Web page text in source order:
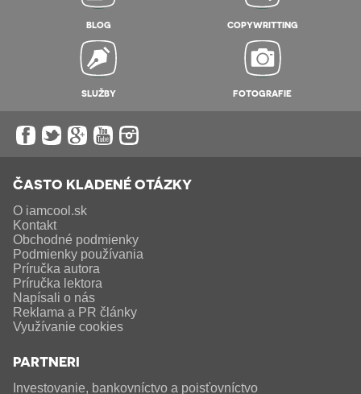
BLOG COPYWRITTING
SLUŽBY FOTOGRAFIE
ČASTO KLADENÉ OTÁZKY
O iamcool.sk
Kontakt
Obchodné podmienky
Podmienky používania
Príručka autora
Príručka lektora
Napísali o nás
Reklama a PR články
Využívanie cookies
PARTNERI
Investovanie, bankovníctvo a poisťovníctvo